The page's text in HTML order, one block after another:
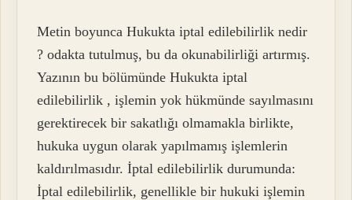
Metin boyunca Hukukta iptal edilebilirlik nedir
? odakta tutulmuş, bu da okunabilirliği artırmış.
Yazının bu bölümünde Hukukta iptal
edilebilirlik , işlemin yok hükmünde sayılmasını
gerektirecek bir sakatlığı olmamakla birlikte,
hukuka uygun olarak yapılmamış işlemlerin
kaldırılmasıdır. İptal edilebilirlik durumunda:
İptal edilebilirlik, genellikle bir hukuki işlemin